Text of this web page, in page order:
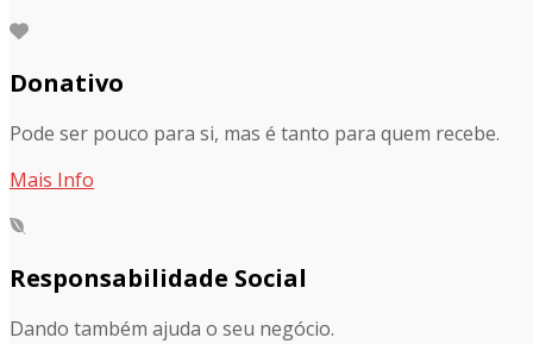
Donativo
Pode ser pouco para si, mas é tanto para quem recebe.
Mais Info
Responsabilidade Social
Dando também ajuda o seu negócio.